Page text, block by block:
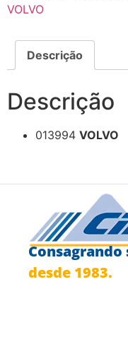
VOLVO
Descrição
Descrição
013994 VOLVO
desde 1983.